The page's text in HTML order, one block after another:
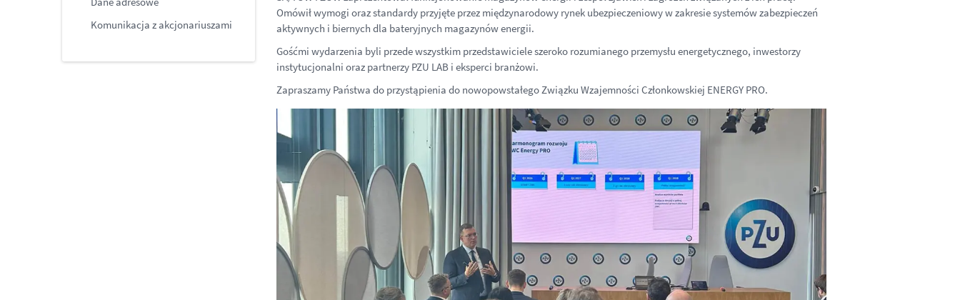
Komunikacja z akcjonariuszami
Omówił wymogi oraz standardy przyjęte przez międzynarodowy rynek ubezpieczeniowy w zakresie systemów zabezpieczeń
aktywnych i biernych dla bateryjnych magazynów energii.
Gośćmi wydarzenia byli przede wszystkim przedstawiciele szeroko rozumianego przemysłu energetycznego, inwestorzy
instytucjonalni oraz partnerzy PZU LAB i eksperci branżowi.
Zapraszamy Państwa do przystąpienia do nowopowstałego Związku Wzajemności Członkowskiej ENERGY PRO.